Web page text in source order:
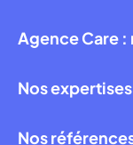
Agence Care
Nos expertises
Nos